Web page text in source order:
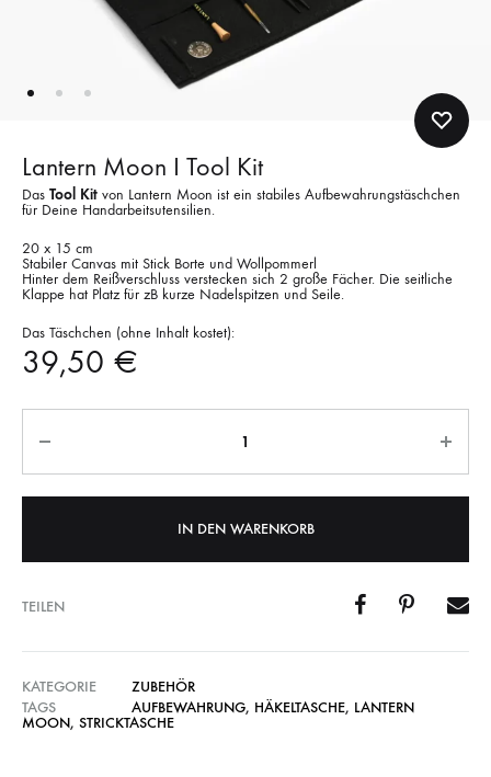
Lantern Moon I Tool Kit
Das Tool Kit von Lantern Moon ist ein stabiles Aufbewahrungstäschchen
für Deine Handarbeitsutensilien.
20 x 15 cm
Stabiler Canvas mit Stick Borte und Wollpommerl
Hinter dem Reißverschluss verstecken sich 2 große Fächer. Die seitliche
Klappe hat Platz für zB kurze Nadelspitzen und Seile.
Das Täschchen (ohne Inhalt kostet):
39,50 €
IN DEN WARENKORB
TEILEN
KATEGORIE
ZUBEHÖR
TAGS
AUFBEWAHRUNG, HÄKELTASCHE, LANTERN
MOON, STRICKTASCHE